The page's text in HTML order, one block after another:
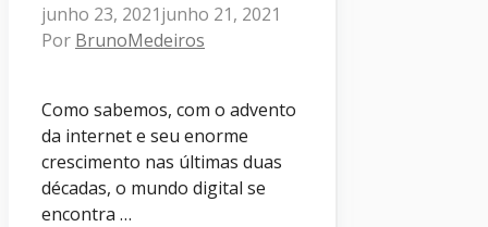
junho 23, 2021junho 21, 2021
Por BrunoMedeiros
Como sabemos, com o advento
da internet e seu enorme
crescimento nas últimas duas
décadas, o mundo digital se
encontra …